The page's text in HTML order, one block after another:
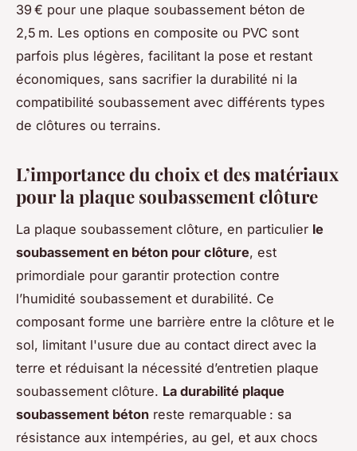
39 € pour une plaque soubassement béton de
2,5 m. Les options en composite ou PVC sont
parfois plus légères, facilitant la pose et restant
économiques, sans sacrifier la durabilité ni la
compatibilité soubassement avec différents types
de clôtures ou terrains.
L’importance du choix et des matériaux
pour la plaque soubassement clôture
La plaque soubassement clôture, en particulier le
soubassement en béton pour clôture, est
primordiale pour garantir protection contre
l’humidité soubassement et durabilité. Ce
composant forme une barrière entre la clôture et le
sol, limitant l'usure due au contact direct avec la
terre et réduisant la nécessité d’entretien plaque
soubassement clôture. La durabilité plaque
soubassement béton reste remarquable : sa
résistance aux intempéries, au gel, et aux chocs